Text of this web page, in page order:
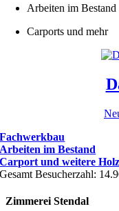
Arbeiten im Bestand
Carports und mehr
Fachwerkbau
Arbeiten im Bestand
Carport und weitere
Gesamt Besucherzahl:
Zimmerei Stendal